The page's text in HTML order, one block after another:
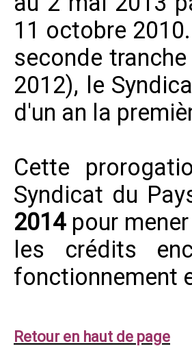
11 octobre
seconde
2012), le
d'un an la
Cette
Syndicat du
2014pour
les crédits
fonctionnement
Retour en haut de page